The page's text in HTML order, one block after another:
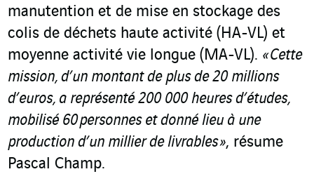
manutention et de mise en stockage des
colis de déchets haute activité (HA-VL) et
moyenne activité vie longue (MA-VL). « Cette
mission, d’un montant de plus de 20 millions
d’euros, a représenté 200 000 heures d’études,
mobilisé 60 personnes et donné lieu à une
production d’un millier de livrables », résume
Pascal Champ.